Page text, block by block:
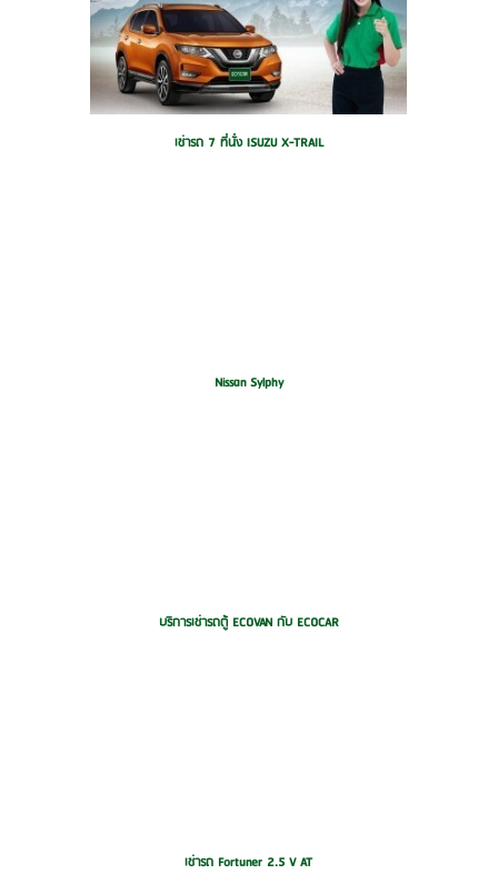
เช่ารถ 7 ที่นั่ง ISUZU X-TRAIL
Nissan Sylphy
บริการเช่ารถตู้ ECOVAN กับ ECOCAR
เช่ารถ Fortuner 2.5 V AT